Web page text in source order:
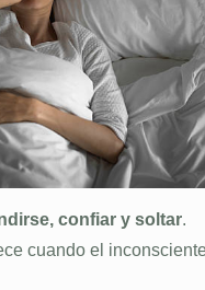
confiar y soltar.
cuando el